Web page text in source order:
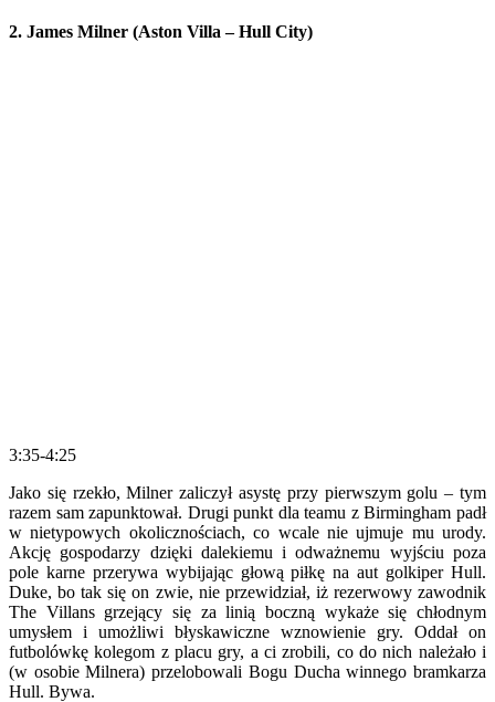
2. James Milner (Aston Villa – Hull City)
3:35-4:25
Jako się rzekło, Milner zaliczył asystę przy pierwszym golu – tym
razem sam zapunktował. Drugi punkt dla teamu z Birmingham padł
w nietypowych okolicznościach, co wcale nie ujmuje mu urody.
Akcję gospodarzy dzięki dalekiemu i odważnemu wyjściu poza
pole karne przerywa wybijając głową piłkę na aut golkiper Hull.
Duke, bo tak się on zwie, nie przewidział, iż rezerwowy zawodnik
The Villans grzejący się za linią boczną wykaże się chłodnym
umysłem i umożliwi błyskawiczne wznowienie gry. Oddał on
futbolówkę kolegom z placu gry, a ci zrobili, co do nich należało i
(w osobie Milnera) przelobowali Bogu Ducha winnego bramkarza
Hull. Bywa.